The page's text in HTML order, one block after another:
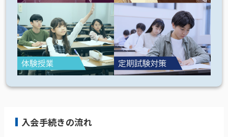
入会手続きの流れ